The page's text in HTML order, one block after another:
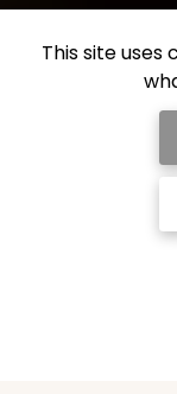
This site uses